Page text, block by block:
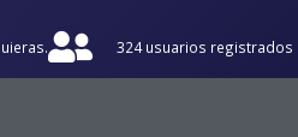
324 usuarios registrados